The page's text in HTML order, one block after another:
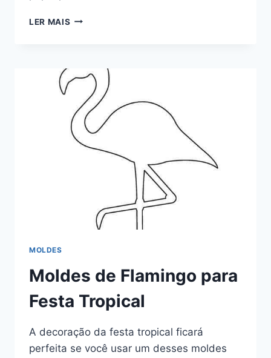
LER MAIS MOLDES
PAPEL
MOLDES
Moldes de Flamingo para
Festa Tropical
A decoração da festa tropical ficará
perfeita se você usar um desses moldes